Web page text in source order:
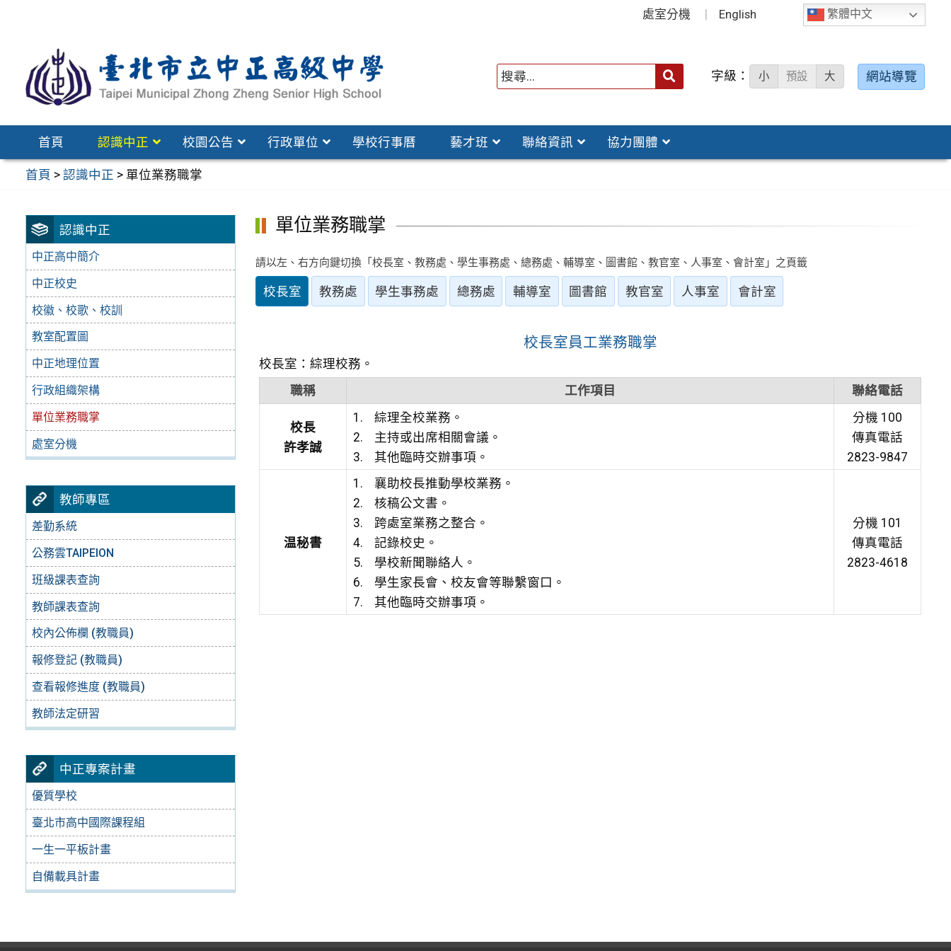
區
繁體中文
處室分機 English
字級： 小 預設 大 網站導覽
首頁 認識中正 校園公告 行政單位 學校行事曆 藝才班 聯絡資訊 協力團體
首頁 >認識中正 > 單位業務職掌
認識中正
中正高中簡介
中正校史
校徽、校歌、校訓
教室配置圖
中正地理位置
行政組織架構
單位業務職掌
處室分機
教師專區
差勤系統
公務雲TAIPEION
班級課表查詢
教師課表查詢
校內公佈欄 (教職員)
報修登記 (教職員)
查看報修進度 (教職員)
教師法定研習
中正專案計畫
優質學校
臺北市高中國際課程組
一生一平板計畫
自備載具計畫
單位業務職掌
請以左、右方向鍵切換「校長室、教務處、學生事務處、總務處、輔導室、圖書館、教官室、人事室、會計室」之頁籤
校長室 教務處 學生事務處 總務處 輔導室 圖書館 教官室 人事室 會計室
校長室員工業務職掌
校長室：綜理校務。
職稱
工作項目 聯絡電話
校長
許孝誠
綜理全校業務。
主持或出席相關會議。
其他臨時交辦事項。
分機 100
傳真電話
2823-9847
温秘書
襄助校長推動學校業務。
核稿公文書。
跨處室業務之整合。
記錄校史。
學校新聞聯絡人。
學生家長會、校友會等聯繫窗口。
其他臨時交辦事項。
分機 101
傳真電話
2823-4618